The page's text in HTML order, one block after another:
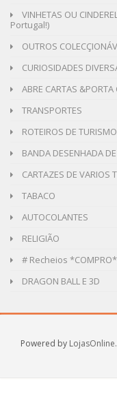
VINHETAS OU
Portugal!)
OUTROS
CURIOSIDADES
ABRE CARTAS &PORTA
TRANSPORTES
ROTEIROS DE
BANDA DESENHADA
CARTAZES DE VARIOS
TABACO
AUTOCOLANTES
RELIGIÃO
# Recheios
DRAGON BALL E 3D
Powered by